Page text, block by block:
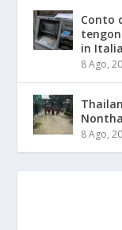
Conto
in Italia
8 Ago,
8 Ago,